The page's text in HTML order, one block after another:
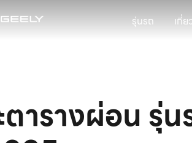
รุ่นรถ เกี่ย
ตารางผ่อน รุ่